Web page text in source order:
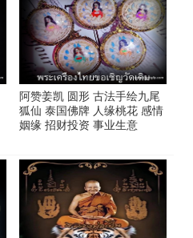
阿赞姜凯 圆形 古法手绘九尾
狐仙 泰国佛牌 人缘桃花 感情
姻缘 招财投资 事业生意